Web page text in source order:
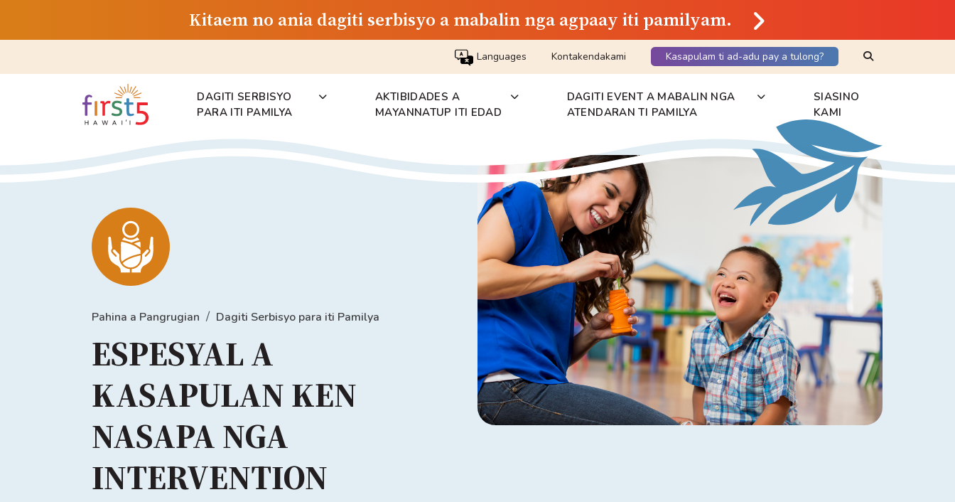
Kitaem no ania dagiti serbisyo a mabalin nga agpaay iti pamilyam.
Languages Kontakendakami Kasapulam ti ad-adu pay a tulong? Search Keyword
DAGITI SERBISYO
PARA ITI PAMILYA
AKTIBIDADES A
MAYANNATUP ITI EDAD
DAGITI EVENT A MABALIN NGA
ATENDARAN TI PAMILYA
SIASINO
KAMI
Pahina a Pangrugian Dagiti Serbisyo para iti Pamilya
ESPESYAL A
KASAPULAN KEN
NASAPA NGA
INTERVENTION